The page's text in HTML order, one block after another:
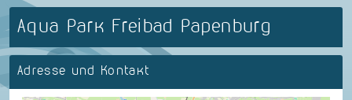
Aqua Park Freibad Papenburg
Adresse und Kontakt